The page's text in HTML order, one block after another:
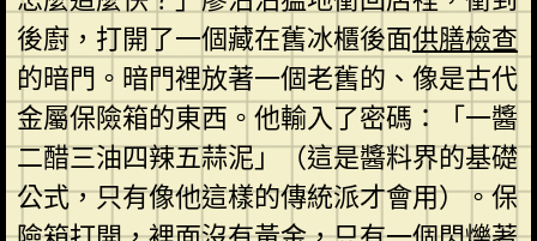
後廚，打開了一個藏在舊冰櫃後面供膳檢查
的暗門。暗門裡放著一個老舊的、像是古代
金屬保險箱的東西。他輸入了密碼：「一醬
二醋三油四辣五蒜泥」（這是醬料界的基礎
公式，只有像他這樣的傳統派才會用）。保